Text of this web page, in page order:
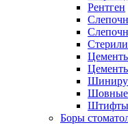
Рентген
Шовные
Штифты
Боры